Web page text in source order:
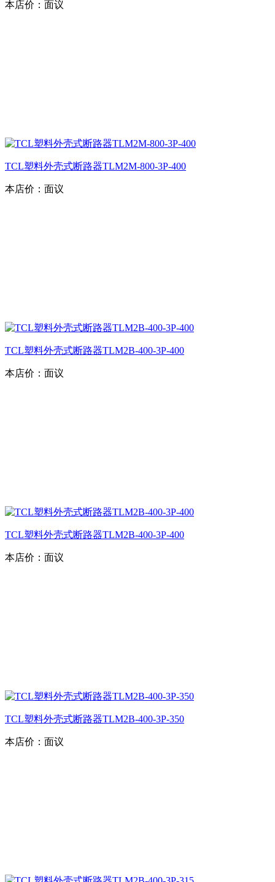
本店价： 面议
TCL塑料外壳式断路器TLM2M-800-3P-400
本店价： 面议
TCL塑料外壳式断路器TLM2B-400-3P-400
本店价： 面议
TCL塑料外壳式断路器TLM2B-400-3P-400
本店价： 面议
TCL塑料外壳式断路器TLM2B-400-3P-350
本店价： 面议